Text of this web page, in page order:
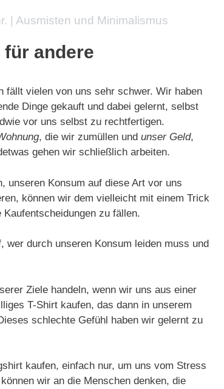
| Ausmisten und Minimalismus
für andere
fällt vielen von uns sehr schwer. Wir haben
Dinge gekauft und dabei gelernt, selbst
vor uns selbst zu rechtfertigen.
, die wir zumüllen und unser Geld,
gehen wir schließlich arbeiten.
unseren Konsum auf diese Art vor uns
können wir dem vielleicht mit einem Trick
zu fällen.
wer durch unseren Konsum leiden muss und
Ziele handeln, wenn wir uns aus einer
T-Shirt kaufen, das dann in unserem
schlechte Gefühl haben wir gelernt zu
kaufen, einfach nur, um uns vom Stress
wir an die Menschen denken, die